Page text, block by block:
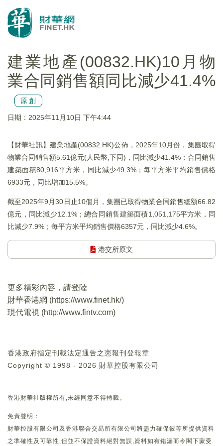
建業地產(00832.HK)10月物
業合同銷售額同比減少41.4%
原創
日期：2025年11月10日 下午4:44
【財華社訊】建業地產(00832.HK)公佈，2025年10月份，集團取得
物業合同銷售額5.61億元(人民幣,下同)，同比減少41.4%；合同銷售
建築面積80,916平方米，同比減少49.3%；每平方米平均銷售價格
6933元，同比增加15.5%。
截至2025年9月30日止10個月，集團已取得物業合同銷售總額66.82
億元，同比減少12.1%；總合同銷售建築面積1,051,175平方米，同
比減少7.9%；每平方米平均銷售價格6357元，同比減少4.6%。
港交所原文
更多精彩內容，請登陸
財華香港網 (https://www.finet.hk/)
現代電視 (http://www.fintv.com)
香港政府指定刊載法定通告之憲報刊登報章
Copyright © 1998 - 2026 財華控股有限公司
香港財華社版權所有,未經同意不得轉載。
免責聲明：
財華控股有限公司及香港聯合交易所有限公司將盡力確保彼等所提供資料
之準確性及可靠性,但並不保證資料絕對無誤,資料如有錯漏而令閣下蒙受